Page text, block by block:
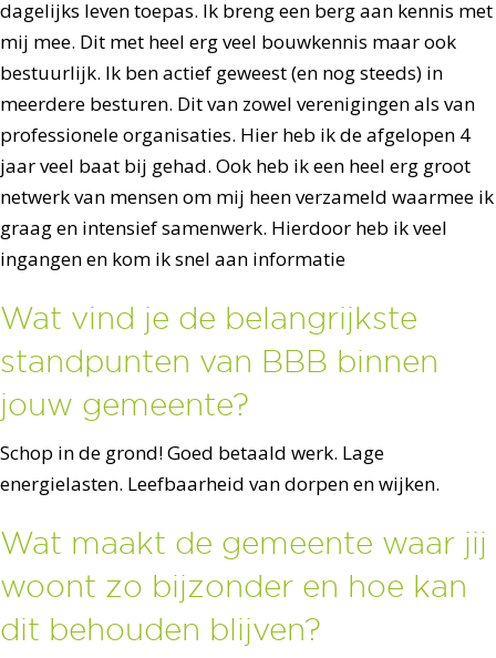
dagelijks leven toepas. Ik breng een berg aan kennis met
mij mee. Dit met heel erg veel bouwkennis maar ook
bestuurlijk. Ik ben actief geweest (en nog steeds) in
meerdere besturen. Dit van zowel verenigingen als van
professionele organisaties. Hier heb ik de afgelopen 4
jaar veel baat bij gehad. Ook heb ik een heel erg groot
netwerk van mensen om mij heen verzameld waarmee ik
graag en intensief samenwerk. Hierdoor heb ik veel
ingangen en kom ik snel aan informatie
Wat vind je de belangrijkste
standpunten van BBB binnen
jouw gemeente?
Schop in de grond! Goed betaald werk. Lage
energielasten. Leefbaarheid van dorpen en wijken.
Wat maakt de gemeente waar jij
woont zo bijzonder en hoe kan
dit behouden blijven?